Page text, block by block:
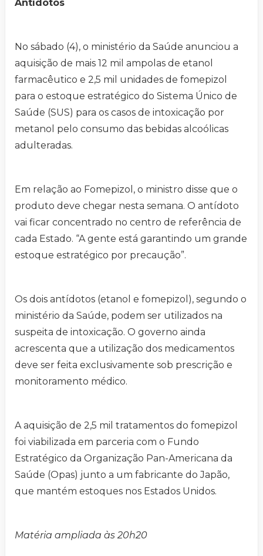
Antídotos
No sábado (4), o ministério da Saúde anunciou a
aquisição de mais 12 mil ampolas de etanol
farmacêutico e 2,5 mil unidades de fomepizol
para o estoque estratégico do Sistema Único de
Saúde (SUS) para os casos de intoxicação por
metanol pelo consumo das bebidas alcoólicas
adulteradas.
Em relação ao Fomepizol, o ministro disse que o
produto deve chegar nesta semana. O antídoto
vai ficar concentrado no centro de referência de
cada Estado. “A gente está garantindo um grande
estoque estratégico por precaução”.
Os dois antídotos (etanol e fomepizol), segundo o
ministério da Saúde, podem ser utilizados na
suspeita de intoxicação. O governo ainda
acrescenta que a utilização dos medicamentos
deve ser feita exclusivamente sob prescrição e
monitoramento médico.
A aquisição de 2,5 mil tratamentos do fomepizol
foi viabilizada em parceria com o Fundo
Estratégico da Organização Pan-Americana da
Saúde (Opas) junto a um fabricante do Japão,
que mantém estoques nos Estados Unidos.
Matéria ampliada às 20h20